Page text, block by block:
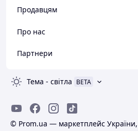
Продавцям
Про нас
Партнери
Тема - світла BETA
© Prom.ua — маркетплейс